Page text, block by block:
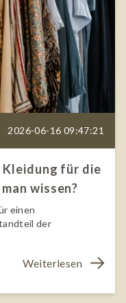
2026-06-16 09:47:21
Kleidung für die
wissen?
einen
der
Weiterlesen